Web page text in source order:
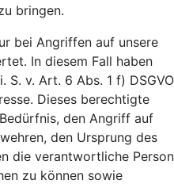
bringen.
bei Angriffen auf unsere
In diesem Fall haben
S. v. Art. 6 Abs. 1 f) DSGVO
Dieses berechtigte
den Angriff auf
den Ursprung des
die verantwortliche Person
zu können sowie